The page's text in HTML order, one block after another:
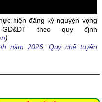
hiện đăng ký nguyện vọng
theo quy định
)
năm 2026; Quy chế tuyển